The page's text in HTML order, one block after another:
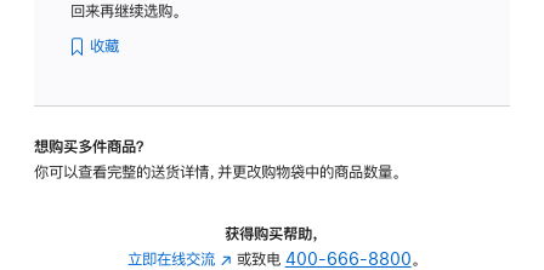
转
的
回来再继续选购。
收藏
想购买多件商品？
你可以查看完整的送货详情，并更改购物袋中的商品数量。
获得购买帮助，
立即在线交流 (在 或致电 400-666-8800。